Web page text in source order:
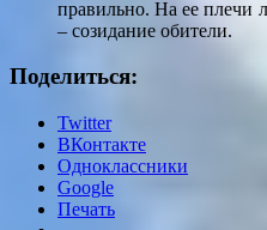
правильно. На ее плечи
– созидание обители.
Поделиться:
Twitter
ВКонтакте
Одноклассники
Google
Печать